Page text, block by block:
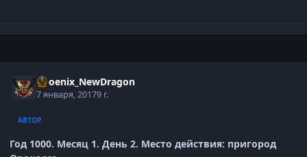
Phoenix_NewDragon
7 января, 20179 г.
АВТОР
Год 1000. Месяц 1. День 2. Место действия: пригород